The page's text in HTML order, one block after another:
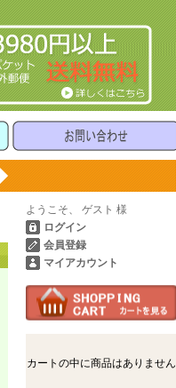
ようこそ、 ゲスト 様
ログイン
会員登録
マイアカウント
カートの中に商品はありません